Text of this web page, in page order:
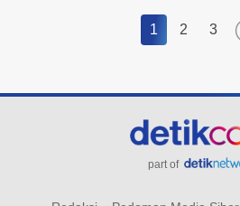
1 2 3
part of